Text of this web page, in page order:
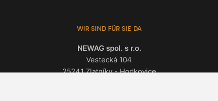
WIR SIND FÜR SIE DA
NEWAG spol. s r.o.
Vestecká 104
25241 Zlatníky - Hodkovice